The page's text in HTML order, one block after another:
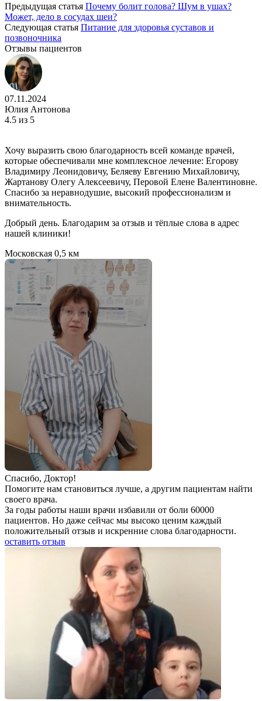
Предыдущая статья Почему болит голова? Шум в ушах?
Может, дело в сосудах шеи?
Следующая статья Питание для здоровья суставов и
позвоночника
Отзывы пациентов
07.11.2024
Юлия Антонова
4.5 из 5
Хочу выразить свою благодарность всей команде врачей,
которые обеспечивали мне комплексное лечение: Егорову
Владимиру Леонидовичу, Беляеву Евгению Михайловичу,
Жартанову Олегу Алексеевичу, Перовой Елене Валентиновне.
Спасибо за неравнодушие, высокий профессионализм и
внимательность.
Добрый день. Благодарим за отзыв и тёплые слова в адрес
нашей клиники!
Московская 0,5 км
Спаcибо, Доктор!
Помогите нам становиться лучше, а другим пациентам найти
своего врача.
За годы работы наши врачи избавили от боли 60000
пациентов. Но даже сейчас мы высоко ценим каждый
положительный отзыв и искренние слова благодарности.
оставить отзыв